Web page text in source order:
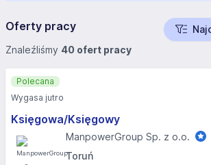
Oferty pracy
Znaleźliśmy 40 ofert pracy
Księgowa/Księgowy
ManpowerGroup Sp. z o.o.
Toruń
Polecana
Wygasa jutro